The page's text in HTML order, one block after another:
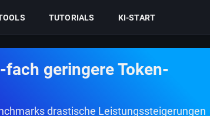
TUTORIALS KI-START
fach geringere Token-
drastische Leistungssteigerungen